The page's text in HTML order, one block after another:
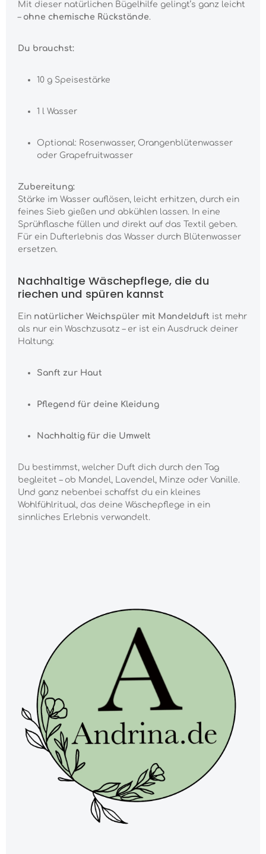
Mit dieser natürlichen Bügelhilfe gelingt’s ganz leicht
– ohne chemische Rückstände.
Du brauchst:
10 g Speisestärke
1 l Wasser
Optional: Rosenwasser, Orangenblütenwasser
oder Grapefruitwasser
Zubereitung:
Stärke im Wasser auflösen, leicht erhitzen, durch ein
feines Sieb gießen und abkühlen lassen. In eine
Sprühflasche füllen und direkt auf das Textil geben.
Für ein Dufterlebnis das Wasser durch Blütenwasser
ersetzen.
Nachhaltige Wäschepflege, die du
riechen und spüren kannst
Ein natürlicher Weichspüler mit Mandelduft ist mehr
als nur ein Waschzusatz – er ist ein Ausdruck deiner
Haltung:
Sanft zur Haut
Pflegend für deine Kleidung
Nachhaltig für die Umwelt
Du bestimmst, welcher Duft dich durch den Tag
begleitet – ob Mandel, Lavendel, Minze oder Vanille.
Und ganz nebenbei schaffst du ein kleines
Wohlfühlritual, das deine Wäschepflege in ein
sinnliches Erlebnis verwandelt.